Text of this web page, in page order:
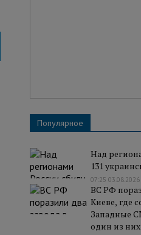
Популярное
Над
131
07:25 03.08.2026
ВС РФ
Киеве, где
Западные
один из